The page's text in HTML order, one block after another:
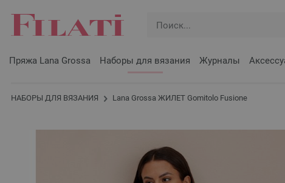
Пряжа Lana Grossa Наборы для вязания Журналы
НАБОРЫ ДЛЯ ВЯЗАНИЯ Lana Grossa ЖИЛЕТ Gomitolo Fusione